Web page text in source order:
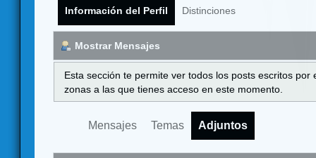
Información del Perfil Distinciones
Mostrar Mensajes
Esta sección te permite ver todos los posts escritos
zonas a las que tienes acceso en este momento.
Mensajes Temas Adjuntos